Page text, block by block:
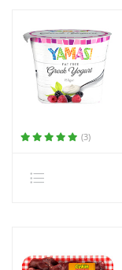
(3)